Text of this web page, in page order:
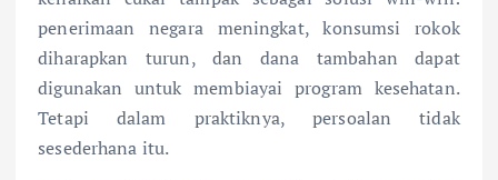
penerimaan negara meningkat, konsumsi rokok
diharapkan turun, dan dana tambahan dapat
digunakan untuk membiayai program kesehatan.
Tetapi dalam praktiknya, persoalan tidak
sesederhana itu.